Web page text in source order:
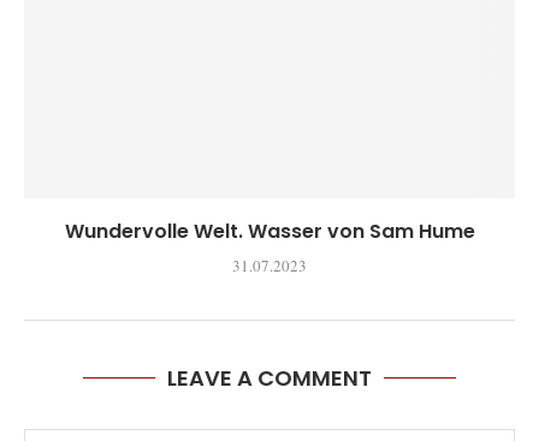
Wundervolle Welt. Wasser von Sam Hume
31.07.2023
LEAVE A COMMENT